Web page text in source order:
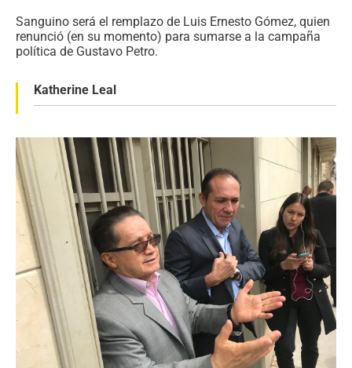
Sanguino será el remplazo de Luis Ernesto Gómez, quien
renunció (en su momento) para sumarse a la campaña
política de Gustavo Petro.
Katherine Leal